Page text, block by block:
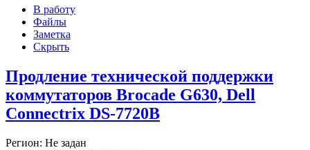
В работу
Файлы
Заметка
Скрыть
Продление технической поддержки
коммутаторов Brocade G630, Dell
Connectrix DS-7720B
Регион: Не задан